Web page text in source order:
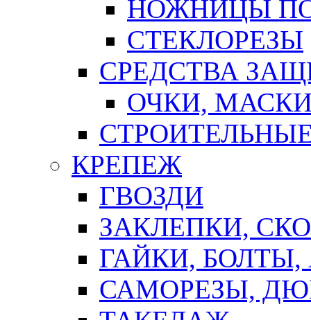
НОЖНИЦЫ
СТЕКЛОРЕЗЫ
СРЕДСТВА
ОЧКИ,
КРЕПЕЖ
ГВОЗДИ
ЗАКЛЕПКИ,
ГАЙКИ,
САМОРЕЗЫ,